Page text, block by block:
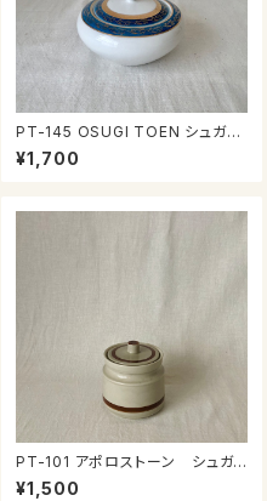
PT-145 OSUGI TOEN シュガー
ポット
¥1,700
PT-101 アポロストーン シュガ
ーポット
¥1,500